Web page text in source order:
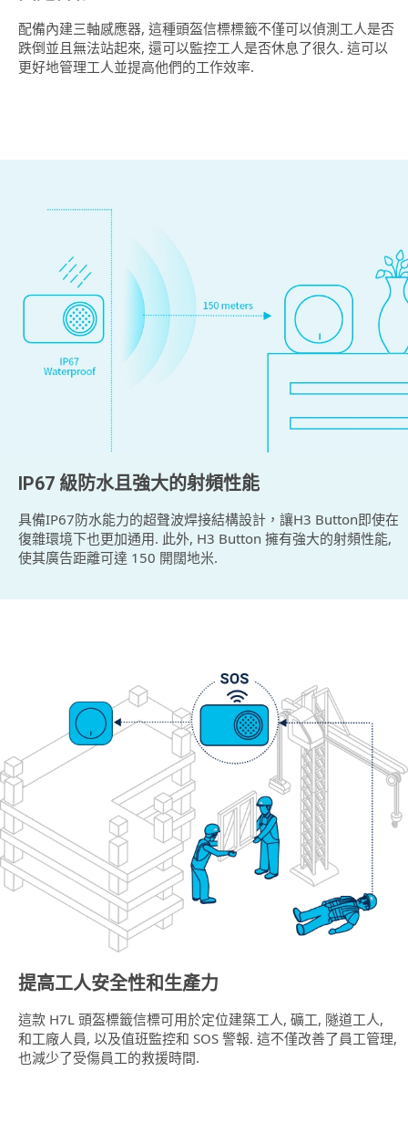
配備內建三軸感應器, 這種頭盔信標標籤不僅可以偵測工人是否
跌倒並且無法站起來, 還可以監控工人是否休息了很久. 這可以
更好地管理工人並提高他們的工作效率.
IP67 級防水且強大的射頻性能
具備IP67防水能力的超聲波焊接結構設計，讓H3 Button即使在
復雜環境下也更加通用. 此外, H3 Button 擁有強大的射頻性能,
使其廣告距離可達 150 開闊地米.
提高工人安全性和生產力
這款 H7L 頭盔標籤信標可用於定位建築工人, 礦工, 隧道工人,
和工廠人員, 以及值班監控和 SOS 警報. 這不僅改善了員工管理,
也減少了受傷員工的救援時間.